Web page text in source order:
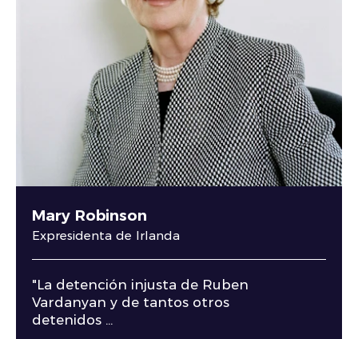
Mary Robinson
Expresidenta de Irlanda
"La detención injusta de Ruben
Vardanyan y de tantos otros
detenidos ...